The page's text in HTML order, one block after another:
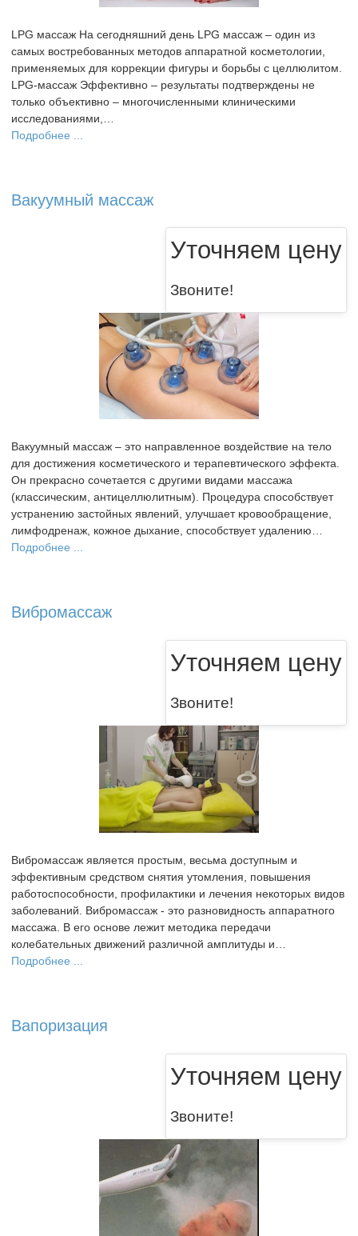
LPG массаж На сегодняшний день LPG массаж – один из
самых востребованных методов аппаратной косметологии,
применяемых для коррекции фигуры и борьбы с целлюлитом.
LPG-массаж Эффективно – результаты подтверждены не
только объективно – многочисленными клиническими
исследованиями,…
Подробнее ...
Вакуумный массаж
Уточняем цену
Звоните!
Вакуумный массаж – это направленное воздействие на тело
для достижения косметического и терапевтического эффекта.
Он прекрасно сочетается с другими видами массажа
(классическим, антицеллюлитным). Процедура способствует
устранению застойных явлений, улучшает кровообращение,
лимфодренаж, кожное дыхание, способствует удалению…
Подробнее ...
Вибромассаж
Уточняем цену
Звоните!
Вибромассаж является простым, весьма доступным и
эффективным средством снятия утомления, повышения
работоспособности, профилактики и лечения некоторых видов
заболеваний. Вибромассаж - это разновидность аппаратного
массажа. В его основе лежит методика передачи
колебательных движений различной амплитуды и…
Подробнее ...
Вапоризация
Уточняем цену
Звоните!